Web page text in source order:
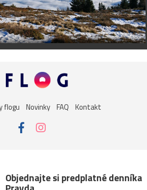
flogu Novinky FAQ Kontakt
Objednajte si predplatné denníka